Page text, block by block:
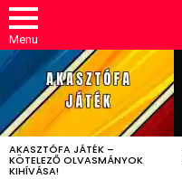
Menu
LATEST
STORIES
AKASZTÓFA JÁTÉK –
KÖTELEZŐ OLVASMÁNYOK
KIHÍVÁSA!